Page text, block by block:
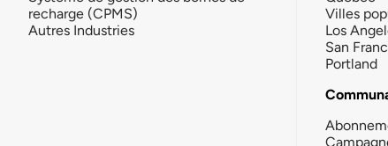
recharge (CPMS)
Autres Industries
Villes
Los
San
Portland